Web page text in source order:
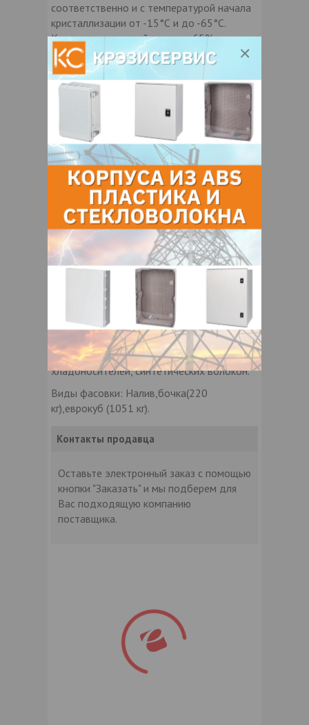
соответственно и с температурой начала
кристаллизации от -15°С и до -65°С.
Концентрированный раствор 65%
этиленгликоля предназначен для
использования на объектах с холодным
климатом, а также используется для
получения растворов этиленгликоля с
меньшей концентрацией.
Водные растворы этиленгликоля имеют
низкие температуры замерзания,
благодаря чему этиленгликоль широко
применяется для приготовления
антифризов ( Этиленгликоль очень
гигроскопичен и хорошо растворяет
сложные эфиры, смолы, красители и
некоторые вещества растительного
происхождения.
Этиленгликоль двухатомный спирт,
прозрачная бесцветная жидкость немного
маслянистой консистенции. Используется в
качестве сырья для производства
автомобильных антифризов, тосолов,
растворителей, теплоносителей и
хладоносителей, синтетических волокон.
Виды фасовки: Налив,бочка(220
кг),еврокуб (1051 кг).
Контакты продавца
Оставьте электронный заказ с помощью
кнопки "Заказать" и мы подберем для
Вас подходящую компанию
поставщика.